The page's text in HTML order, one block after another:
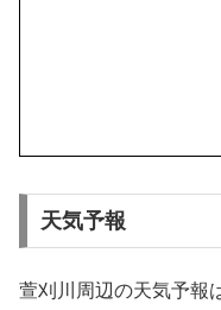
天気予報
萱刈川周辺の天気予報